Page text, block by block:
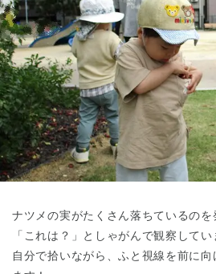
都道
から探
東京都
ナツメの実がたくさん落ちているのを
「これは？」としゃがんで観察してい
自分で拾いながら、ふと視線を前に